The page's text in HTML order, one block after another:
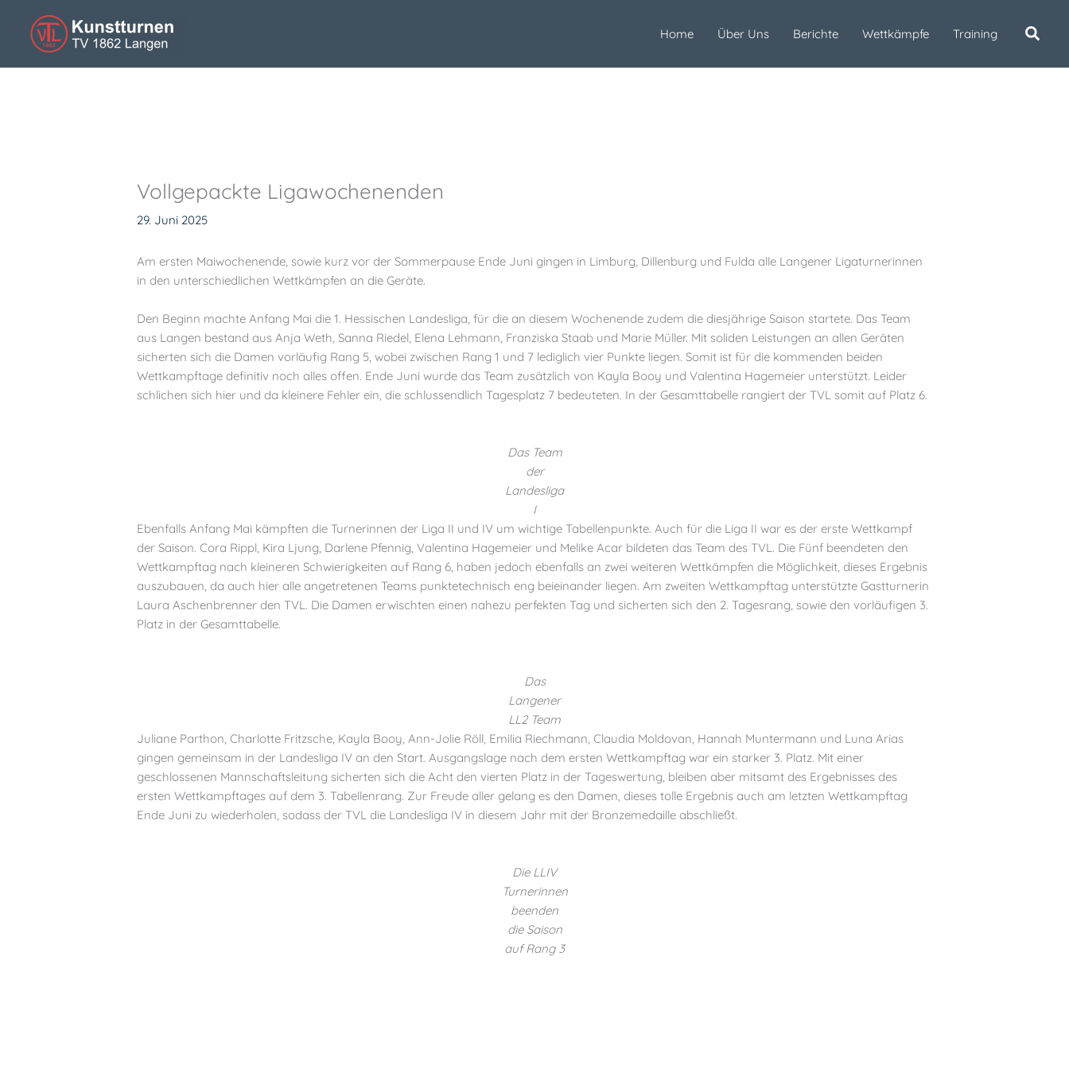
springen
Home Über Uns Berichte Wettkämpfe Training
Vollgepackte Ligawochenenden
29. Juni 2025
Am ersten Maiwochenende, sowie kurz vor der Sommerpause Ende Juni gingen in Limburg, Dillenburg und Fulda alle Langener Ligaturnerinnen
in den unterschiedlichen Wettkämpfen an die Geräte.
Den Beginn machte Anfang Mai die 1. Hessischen Landesliga, für die an diesem Wochenende zudem die diesjährige Saison startete. Das Team
aus Langen bestand aus Anja Weth, Sanna Riedel, Elena Lehmann, Franziska Staab und Marie Müller. Mit soliden Leistungen an allen Geräten
sicherten sich die Damen vorläufig Rang 5, wobei zwischen Rang 1 und 7 lediglich vier Punkte liegen. Somit ist für die kommenden beiden
Wettkampftage definitiv noch alles offen. Ende Juni wurde das Team zusätzlich von Kayla Booy und Valentina Hagemeier unterstützt. Leider
schlichen sich hier und da kleinere Fehler ein, die schlussendlich Tagesplatz 7 bedeuteten. In der Gesamttabelle rangiert der TVL somit auf Platz 6.
Das Team
der
Landesliga
I
Ebenfalls Anfang Mai kämpften die Turnerinnen der Liga II und IV um wichtige Tabellenpunkte. Auch für die Liga II war es der erste Wettkampf
der Saison. Cora Rippl, Kira Ljung, Darlene Pfennig, Valentina Hagemeier und Melike Acar bildeten das Team des TVL. Die Fünf beendeten den
Wettkampftag nach kleineren Schwierigkeiten auf Rang 6, haben jedoch ebenfalls an zwei weiteren Wettkämpfen die Möglichkeit, dieses Ergebnis
auszubauen, da auch hier alle angetretenen Teams punktetechnisch eng beieinander liegen. Am zweiten Wettkampftag unterstützte Gastturnerin
Laura Aschenbrenner den TVL. Die Damen erwischten einen nahezu perfekten Tag und sicherten sich den 2. Tagesrang, sowie den vorläufigen 3.
Platz in der Gesamttabelle.
Das
Langener
LL2 Team
Juliane Parthon, Charlotte Fritzsche, Kayla Booy, Ann-Jolie Röll, Emilia Riechmann, Claudia Moldovan, Hannah Muntermann und Luna Arias
gingen gemeinsam in der Landesliga IV an den Start. Ausgangslage nach dem ersten Wettkampftag war ein starker 3. Platz. Mit einer
geschlossenen Mannschaftsleitung sicherten sich die Acht den vierten Platz in der Tageswertung, bleiben aber mitsamt des Ergebnisses des
ersten Wettkampftages auf dem 3. Tabellenrang. Zur Freude aller gelang es den Damen, dieses tolle Ergebnis auch am letzten Wettkampftag
Ende Juni zu wiederholen, sodass der TVL die Landesliga IV in diesem Jahr mit der Bronzemedaille abschließt.
Die LLIV
Turnerinnen
beenden
die Saison
auf Rang 3